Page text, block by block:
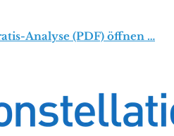
Analyse (PDF) öffnen …